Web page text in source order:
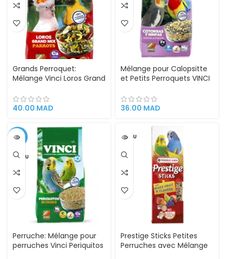
Grands Perroquet:
Mélange Vinci Loros Grand
graines, céréales et noix
40.00 MAD
Mélange pour Calopsitte
et Petits Perroquets VINCI
Alimentation Équilibrée et
Naturelle
36.00 MAD
-13%
VENDU
Perruche: Mélange pour
perruches Vinci Periquitos
VENDU
Prestige Sticks Petites
Perruches avec Mélange